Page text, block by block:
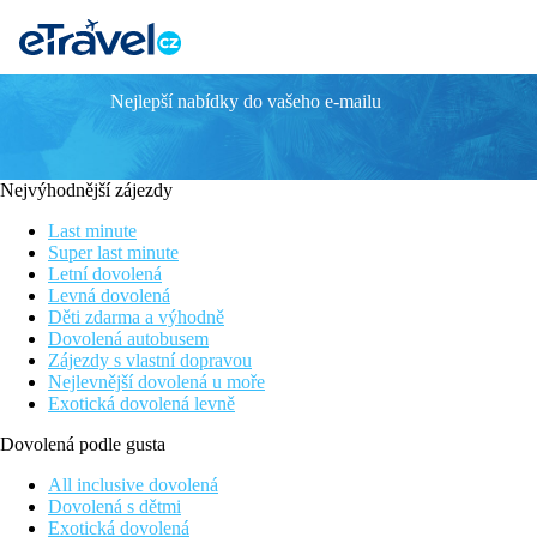
FALKENSTEINER HOTEL MONTAFON
Klidná poloha, hotel leží v oblasti Vorarlberg, uprostřed lesů a
Vybavení
Hotel disponuje 123 pokoji a suity, restaurací, barem, 24 h.
Ubytování
Komfortní pokoje jsou vybaveny vanou nebo sprchou, WC,
v oficiálním popisu u jednotlivých termínů
Sport a zábava
Pro rodiny: hotel nabízí hlídání dětí již pro nejmenší děti. Velký
Stravování
Polopenze plus: bohatá snídaně formou bufetu s velkým
Vzdálenosti
Nejlepší nabídky do vašeho e-mailu
Nejvýhodnější zájezdy
Last minute
Super last minute
Letní dovolená
Levná dovolená
Děti zdarma a výhodně
Dovolená autobusem
Zájezdy s vlastní dopravou
Nejlevnější dovolená u moře
Exotická dovolená levně
Dovolená podle gusta
All inclusive dovolená
Dovolená s dětmi
Exotická dovolená